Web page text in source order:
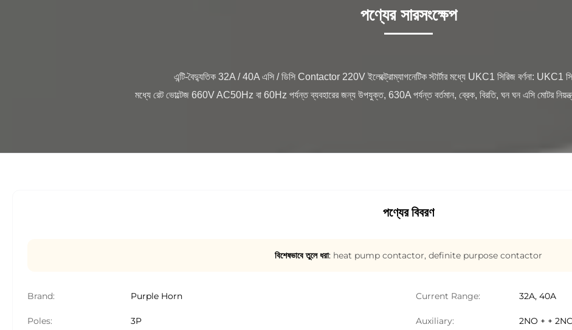
পণ্যের সারসংক্ষেপ
মধ্যে রেট ভোল্টেজ 660V AC50Hz বা 60Hz পর্যন্ত ব্যবহারের জন্য উপযুক্ত, 630A পর্যন্ত বর্তমান, ব্রেক, বিরতি, ঘন ঘন এসি মোটর
পণ্যের বিবরণ
বিশেষভাবে তুলে ধরা: heat pump contactor, definite purpose contactor
Brand: Purple Horn Current Range: 32A, 40A
Poles: 3P Auxiliary: 2NO + + 2NC